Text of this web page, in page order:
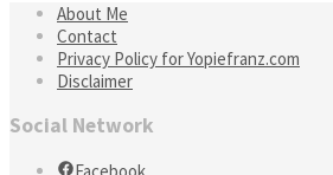
About Me
Contact
Privacy Policy for Yopiefranz.com
Disclaimer
Social Network